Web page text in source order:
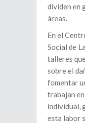
dividen en
áreas.
En el
Social de
talleres
sobre el
fomentar
trabajan
individual,
esta labor